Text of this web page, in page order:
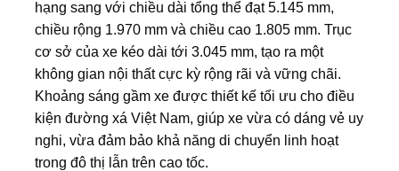
hạng sang với chiều dài tổng thể đạt 5.145 mm,
chiều rộng 1.970 mm và chiều cao 1.805 mm. Trục
cơ sở của xe kéo dài tới 3.045 mm, tạo ra một
không gian nội thất cực kỳ rộng rãi và vững chãi.
Khoảng sáng gầm xe được thiết kế tối ưu cho điều
kiện đường xá Việt Nam, giúp xe vừa có dáng vẻ uy
nghi, vừa đảm bảo khả năng di chuyển linh hoạt
trong đô thị lẫn trên cao tốc.